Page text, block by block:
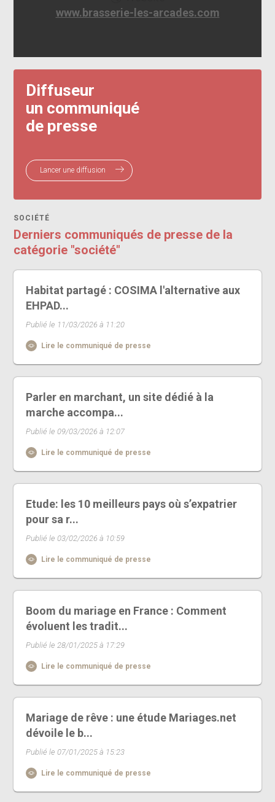
www.brasserie-les-arcades.com
Diffuseur
un communiqué
de presse
Lancer une diffusion
SOCIÉTÉ
Derniers communiqués de presse de la
catégorie "société"
Habitat partagé : COSIMA l'alternative aux
EHPAD...
Publié le 11/03/2026 à 11:20
Lire le communiqué de presse
Parler en marchant, un site dédié à la
marche accompa...
Publié le 09/03/2026 à 12:07
Lire le communiqué de presse
Etude: les 10 meilleurs pays où s’expatrier
pour sa r...
Publié le 03/02/2026 à 10:59
Lire le communiqué de presse
Boom du mariage en France : Comment
évoluent les tradit...
Publié le 28/01/2025 à 17:29
Lire le communiqué de presse
Mariage de rêve : une étude Mariages.net
dévoile le b...
Publié le 07/01/2025 à 15:23
Lire le communiqué de presse